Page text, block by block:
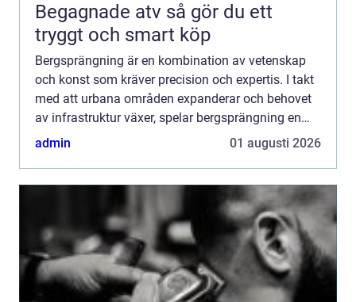
Begagnade atv så gör du ett
tryggt och smart köp
Bergsprängning är en kombination av vetenskap
och konst som kräver precision och expertis. I takt
med att urbana områden expanderar och behovet
av infrastruktur växer, spelar bergsprängning en
central roll i att mö...
admin 01 augusti 2026